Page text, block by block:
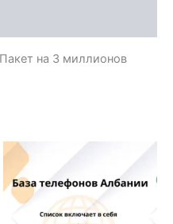
на 3 миллионов